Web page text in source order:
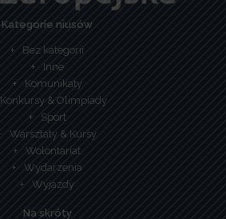
Kategorie niusów
Bez kategorii
Inne
Komunikaty
Konkursy & Olimpiady
Sport
Warsztaty & Kursy
Wolontariat
Wydarzenia
Wyjazdy
Na skróty